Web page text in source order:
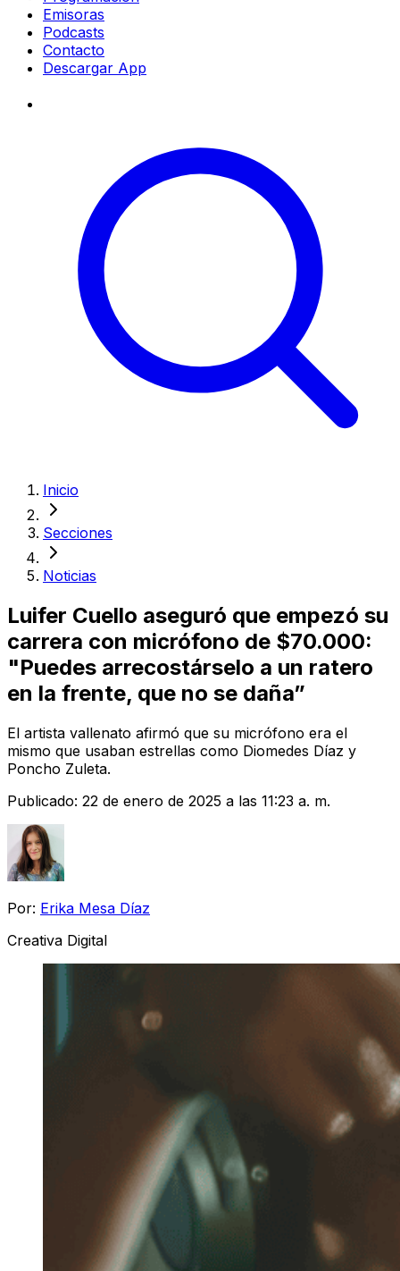
Emisoras
Podcasts
Contacto
Descargar App
Inicio
Secciones
Noticias
Luifer Cuello aseguró que empezó su
carrera con micrófono de $70.000:
"Puedes arrecostárselo a un ratero
en la frente, que no se daña”
El artista vallenato afirmó que su micrófono era el
mismo que usaban estrellas como Diomedes Díaz y
Poncho Zuleta.
Publicado: 22 de enero de 2025 a las 11:23 a. m.
Por: Erika Mesa Díaz
Creativa Digital